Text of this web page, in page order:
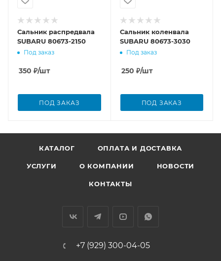
Сальник распредвала
SUBARU 80673-2150
Под заказ
350 ₽/шт
ПОД ЗАКАЗ
Сальник коленвала
SUBARU 80673-3030
Под заказ
250 ₽/шт
ПОД ЗАКАЗ
КАТАЛОГ ОПЛАТА И ДОСТАВКА
УСЛУГИ О КОМПАНИИ НОВОСТИ
КОНТАКТЫ
+7 (929) 300-04-05